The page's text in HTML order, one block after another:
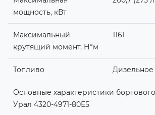
мощность, кВт
Максимальный
крутящий момент, Н*м
1161
Топливо Дизельное
Основные характеристики
Урал 4320-4971-80Е5